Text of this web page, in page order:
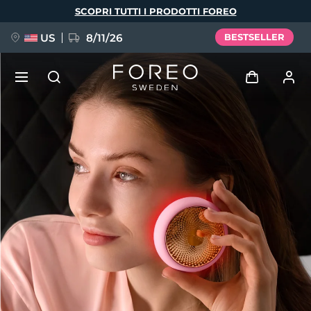
SCOPRI TUTTI I PRODOTTI FOREO
US 8/11/26 BESTSELLER
Accedi
Profilo utente
I miei dispositivi
I miei ordini
I miei indirizzi
I miei abbonamenti
NUOVO
FAQ™ Pure Beauty-Tech Elixir
BREAKING NEWS
issa™ Teeth Whitening Set
Lingua
Deutsch
Español
Français
Italiano
Português
Polski
Svenska
Русский
Türkçe
简体中文 繁體中文